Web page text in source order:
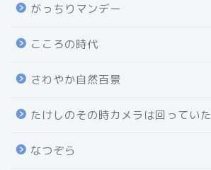
がっちりマンデー
こころの時代
さわやか自然百景
たけしのその時カメラは回っていた
なつぞら